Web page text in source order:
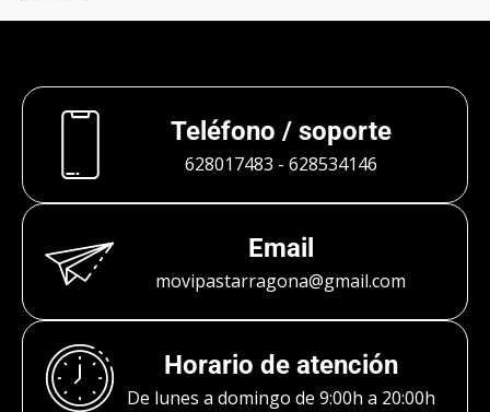
Teléfono / soporte
628017483 - 628534146
Email
movipastarragona@gmail.com
Horario de atención
De lunes a domingo de 9:00h a 20:00h